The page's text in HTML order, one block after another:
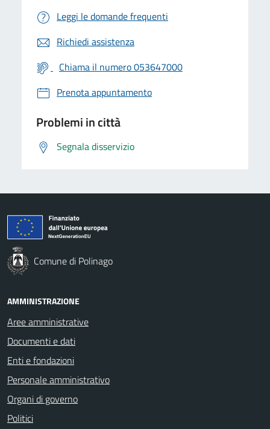
Leggi le domande frequenti
Richiedi assistenza
Chiama il numero 053647000
Prenota appuntamento
Problemi in città
Segnala disservizio
Comune di Polinago
AMMINISTRAZIONE
Aree amministrative
Documenti e dati
Enti e fondazioni
Personale amministrativo
Organi di governo
Politici